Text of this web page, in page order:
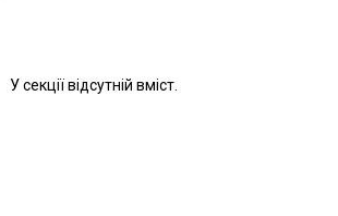
У секції відсутній вміст.